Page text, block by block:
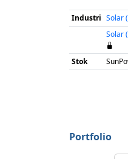
Industri Solar
Solar
Stok
Portfolio